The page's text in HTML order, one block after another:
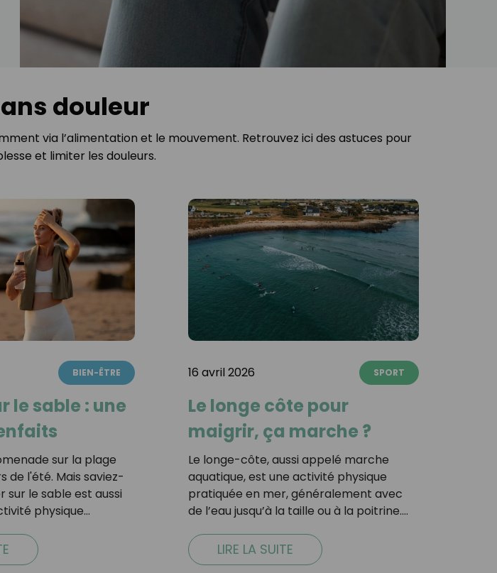
douleur
via l’alimentation et le mouvement. Retrouvez ici des astuces pour
et limiter les douleurs.
BIEN-ÊTRE
le sable : une
sur la plage
de l'été. Mais saviez-
sur le sable est aussi
physique…
16 avril 2026 SPORT
Le longe côte pour
maigrir, ça marche ?
Le longe-côte, aussi appelé marche
aquatique, est une activité physique
pratiquée en mer, généralement avec
de l’eau jusqu’à la taille ou à la poitrine.…
LIRE LA SUITE